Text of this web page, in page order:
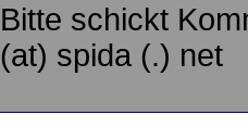
Bitte schickt
(at) spida (.) net